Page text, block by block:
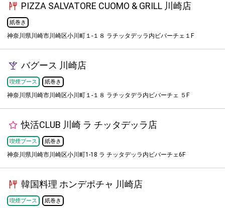
PIZZA SALVATORE CUOMO & GRILL 川崎店
紙巻き
神奈川県川崎市川崎区小川町１-１８ ラチッタデッラ内ビバーチェ１F
バグース 川崎店
喫煙ブース 紙巻き
神奈川県川崎市川崎区小川町１-１８ ラチッタデラ内ビバーチェ ５F
快活CLUB 川崎 ラ チッタデッラ店
喫煙ブース 紙巻き
神奈川県川崎市川崎区小川町1-18 ラ チッタデッラ内ビバーチェ6F
韓国料理 ホンデポチャ 川崎店
喫煙ブース 紙巻き